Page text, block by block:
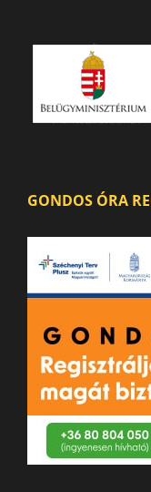
GONDOS ÓRA